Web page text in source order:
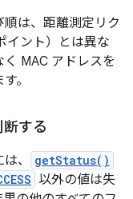
は、距離測定リク
イント）とは異な
MAC アドレスを
。
する
、 getStatus()
以外の値は失